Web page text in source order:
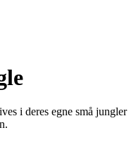
i deres egne små jungler